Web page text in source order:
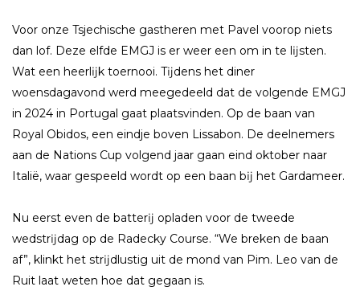
Voor onze Tsjechische gastheren met Pavel voorop niets
dan lof. Deze elfde EMGJ is er weer een om in te lĳsten.
Wat een heerlĳk toernooi. Tĳdens het diner
woensdagavond werd meegedeeld dat de volgende EMGJ
in 2024 in Portugal gaat plaatsvinden. Op de baan van
Royal Obidos, een eindje boven Lissabon. De deelnemers
aan de Nations Cup volgend jaar gaan eind oktober naar
Italië, waar gespeeld wordt op een baan bĳ het Gardameer.
Nu eerst even de batterĳ opladen voor de tweede
wedstrĳdag op de Radecky Course. “We breken de baan
af”, klinkt het strĳdlustig uit de mond van Pim. Leo van de
Ruit laat weten hoe dat gegaan is.